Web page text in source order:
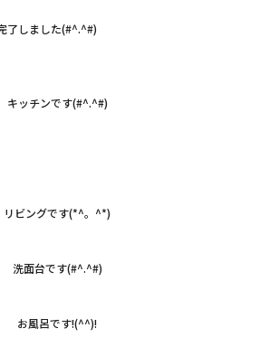
了しました(#^.^#)
キッチンです(#^.^#)
リビングです(*^。^*)
洗面台です(#^.^#)
お風呂です!(^^)!